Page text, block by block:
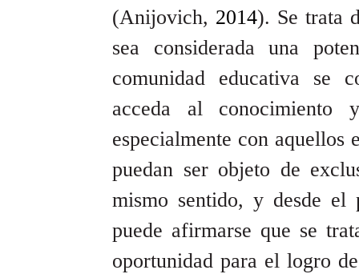
(Anijovich, 2014). Se trata
sea considerada una
comunidad educativa se
acceda al
especialmente con aquellos
puedan ser objeto de
mismo sentido, y desde
puede afirmarse que se
oportunidad para el logro